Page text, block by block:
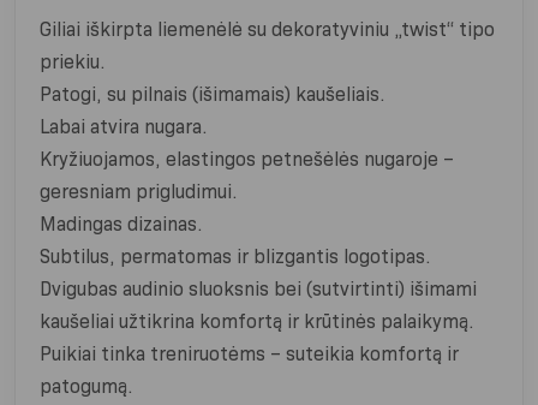
Giliai iškirpta liemenėlė su dekoratyviniu „twist“ tipo
priekiu.
Patogi, su pilnais (išimamais) kaušeliais.
Labai atvira nugara.
Kryžiuojamos, elastingos petnešėlės nugaroje –
geresniam prigludimui.
Madingas dizainas.
Subtilus, permatomas ir blizgantis logotipas.
Dvigubas audinio sluoksnis bei (sutvirtinti) išimami
kaušeliai užtikrina komfortą ir krūtinės palaikymą.
Puikiai tinka treniruotėms – suteikia komfortą ir
patogumą.